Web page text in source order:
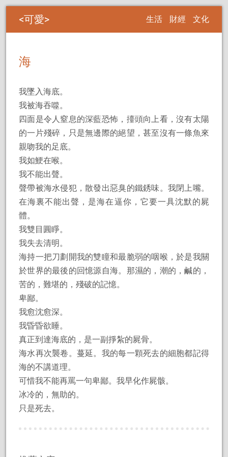
可愛 生活 財經 文化
海
我墜入海底。
我被海吞噬。
四面是令人窒息的深藍恐怖，擡頭向上看，沒有太陽
的一片殘碎，只是無邊際的絕望，甚至沒有一條魚來
親吻我的足底。
我如鯁在喉。
我不能出聲。
聲帶被海水侵犯，散發出惡臭的鐵銹味。我閉上嘴。
在海裏不能出聲，是海在逼你，它要一具沈默的屍
體。
我雙目圓睜。
我失去清明。
海持一把刀劃開我的雙瞳和最脆弱的咽喉，於是我關
於世界的最後的回憶源自海。那濕的，潮的，鹹的，
苦的，難堪的，殘破的記憶。
卑鄙。
我愈沈愈深。
我昏昏欲睡。
真正到達海底的，是一副掙紮的屍骨。
海水再次襲卷。蔓延。我的每一顆死去的細胞都記得
海的不講道理。
可惜我不能再罵一句卑鄙。我早化作屍骸。
冰冷的，無助的。
只是死去。